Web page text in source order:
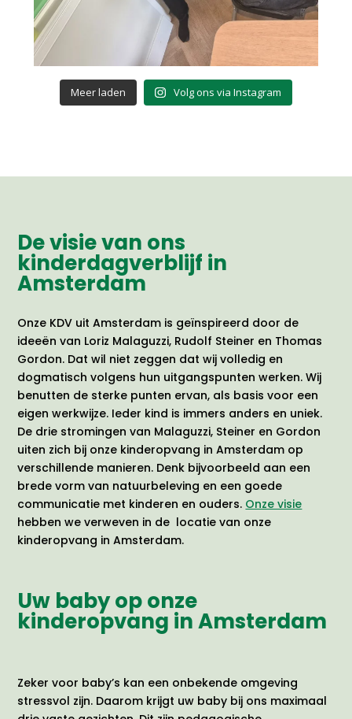
Meer laden Volg ons via Instagram
De visie van ons
kinderdagverblijf in
Amsterdam
Onze KDV uit Amsterdam is geïnspireerd door de
ideeën van Loriz Malaguzzi, Rudolf Steiner en Thomas
Gordon. Dat wil niet zeggen dat wij volledig en
dogmatisch volgens hun uitgangspunten werken. Wij
benutten de sterke punten ervan, als basis voor een
eigen werkwijze. Ieder kind is immers anders en uniek.
De drie stromingen van Malaguzzi, Steiner en Gordon
uiten zich bij onze kinderopvang in Amsterdam op
verschillende manieren. Denk bijvoorbeeld aan een
brede vorm van natuurbeleving en een goede
communicatie met kinderen en ouders. Onze visie
hebben we verweven in de locatie van onze
kinderopvang in Amsterdam.
Uw baby op onze
kinderopvang in Amsterdam
Zeker voor baby’s kan een onbekende omgeving
stressvol zijn. Daarom krijgt uw baby bij ons maximaal